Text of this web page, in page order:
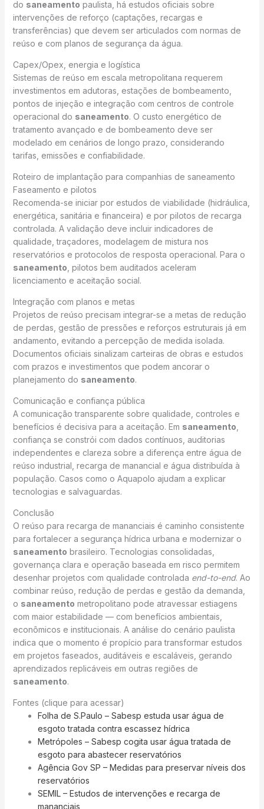
do saneamento paulista, há estudos oficiais sobre
intervenções de reforço (captações, recargas e
transferências) que devem ser articulados com normas de
reúso e com planos de segurança da água.
Capex/Opex, energia e logística
Sistemas de reúso em escala metropolitana requerem
investimentos em adutoras, estações de bombeamento,
pontos de injeção e integração com centros de controle
operacional do saneamento. O custo energético de
tratamento avançado e de bombeamento deve ser
modelado em cenários de longo prazo, considerando
tarifas, emissões e confiabilidade.
Roteiro de implantação para companhias de saneamento
Faseamento e pilotos
Recomenda-se iniciar por estudos de viabilidade (hidráulica,
energética, sanitária e financeira) e por pilotos de recarga
controlada. A validação deve incluir indicadores de
qualidade, traçadores, modelagem de mistura nos
reservatórios e protocolos de resposta operacional. Para o
saneamento , pilotos bem auditados aceleram
licenciamento e aceitação social.
Integração com planos e metas
Projetos de reúso precisam integrar-se a metas de redução
de perdas, gestão de pressões e reforços estruturais já em
andamento, evitando a percepção de medida isolada.
Documentos oficiais sinalizam carteiras de obras e estudos
com prazos e investimentos que podem ancorar o
planejamento do saneamento.
Comunicação e confiança pública
A comunicação transparente sobre qualidade, controles e
benefícios é decisiva para a aceitação. Em saneamento
confiança se constrói com dados contínuos, auditorias
independentes e clareza sobre a diferença entre água de
reúso industrial, recarga de manancial e água distribuída à
população. Casos como o Aquapolo ajudam a explicar
tecnologias e salvaguardas.
Conclusão
O reúso para recarga de mananciais é caminho consistente
para fortalecer a segurança hídrica urbana e modernizar o
saneamento brasileiro. Tecnologias consolidadas,
governança clara e operação baseada em risco permitem
desenhar projetos com qualidade controlada end-to-end. Ao
combinar reúso, redução de perdas e gestão da demanda,
o saneamento metropolitano pode atravessar estiagens
com maior estabilidade — com benefícios ambientais,
econômicos e institucionais. A análise do cenário paulista
indica que o momento é propício para transformar estudos
em projetos faseados, auditáveis e escaláveis, gerando
aprendizados replicáveis em outras regiões de
saneamento.
Fontes (clique para acessar)
Folha de S.Paulo – Sabesp estuda usar água de
esgoto tratada contra escassez hídrica
Metrópoles – Sabesp cogita usar água tratada de
esgoto para abastecer reservatórios
Agência Gov SP – Medidas para preservar níveis dos
reservatórios
SEMIL – Estudos de intervenções e recarga de
mananciais